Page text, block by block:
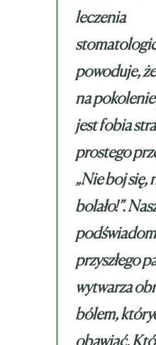
leczenia
powoduje,
na
jest fobia
prostego
„Nie boj się,
bolało!”.
przyszłego
wytwarza
bólem,
obawiać.